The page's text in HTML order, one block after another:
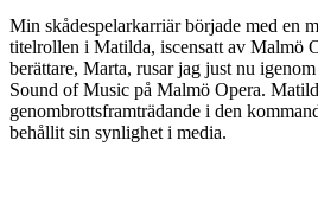
Min skådespelarkarriär började med en
titelrollen i Matilda, iscensatt av Malmö
berättare, Marta, rusar jag just nu
Sound of Music på Malmö Opera.
genombrottsframträdande i den
behållit sin synlighet i media.